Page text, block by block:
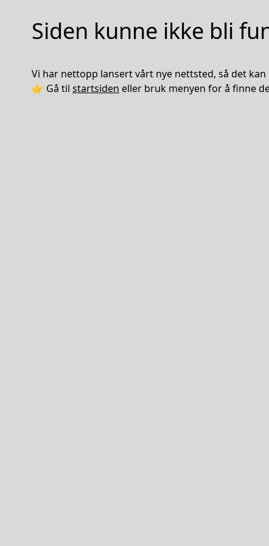
Siden kunne ikke bli
Vi har nettopp lansert vårt nye nettsted, så det
👉 Gå til startsiden eller bruk menyen for å finne